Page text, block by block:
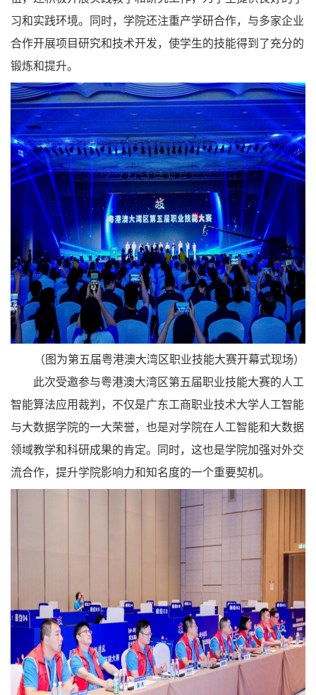
习和实践环境。同时，学院还注重产学研合作，与多家企业
合作开展项目研究和技术开发，使学生的技能得到了充分的
锻炼和提升。
（图为第五届粤港澳大湾区职业技能大赛开幕式现场）
此次受邀参与粤港澳大湾区第五届职业技能大赛的人工
智能算法应用裁判，不仅是广东工商职业技术大学人工智能
与大数据学院的一大荣誉，也是对学院在人工智能和大数据
领域教学和科研成果的肯定。同时，这也是学院加强对外交
流合作，提升学院影响力和知名度的一个重要契机。